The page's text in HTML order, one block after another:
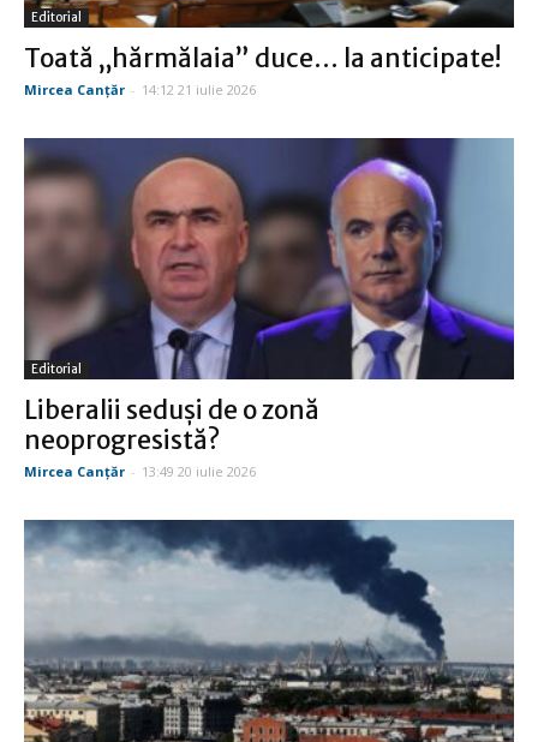
Editorial
Toată „hărmălaia” duce… la anticipate!
Mircea Canţăr - 14:12 21 iulie 2026
Editorial
Liberalii seduşi de o zonă
neoprogresistă?
Mircea Canţăr - 13:49 20 iulie 2026